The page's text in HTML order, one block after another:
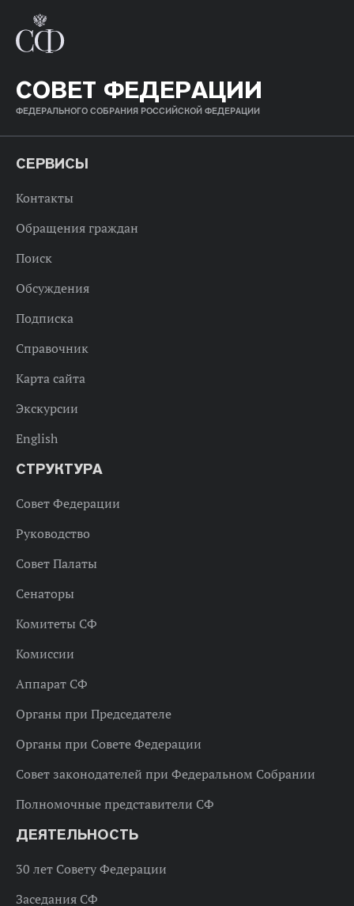
СОВЕТ ФЕДЕРАЦИИ
ФЕДЕРАЛЬНОГО СОБРАНИЯ РОССИЙСКОЙ ФЕДЕРАЦИИ
СЕРВИСЫ
Контакты
Обращения граждан
Поиск
Обсуждения
Подписка
Справочник
Карта сайта
Экскурсии
English
СТРУКТУРА
Совет Федерации
Руководство
Совет Палаты
Сенаторы
Комитеты СФ
Комиссии
Аппарат СФ
Органы при Председателе
Органы при Совете Федерации
Совет законодателей при Федеральном Собрании
Полномочные представители СФ
ДЕЯТЕЛЬНОСТЬ
30 лет Совету Федерации
Заседания СФ